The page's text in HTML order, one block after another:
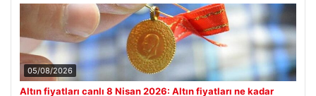
05/08/2026
Altın fiyatları canlı 8 Nisan 2026: Altın fiyatları ne kadar